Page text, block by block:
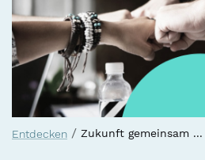
Entdecken / Zukunft gemeinsam ...